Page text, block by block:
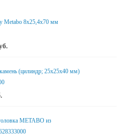
Metabo 8x25,4x70 мм
(цилиндр; 25x25x40 мм)
METABO из